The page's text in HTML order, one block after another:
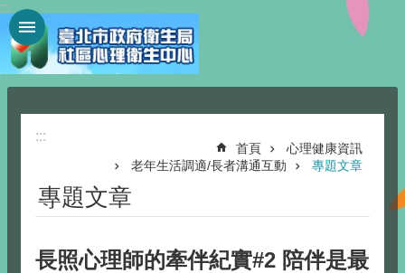
跳到主要內容區塊
:::
:::
首頁
心理健康資訊
老年生活調適/長者溝通互動
專題文章
專題文章
長照心理師的牽伴紀實#2 陪伴是最